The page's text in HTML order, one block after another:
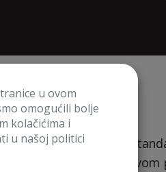
postavlja visoke
i najboljih praksi,
u ovom
omogućili bolje
kolačićima i
u našoj politici